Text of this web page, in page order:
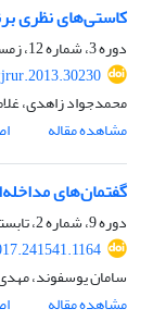
کاستی‌های نظری
دوره 3، شماره 12، زمستان 1391، صفحه
محمدجواد زاهدی،
مشاهده مقاله
گفتمان‌های
دوره 9، شماره 2، تابستان 1397، صفحه
سامان یوسفوند،
مشاهده مقاله